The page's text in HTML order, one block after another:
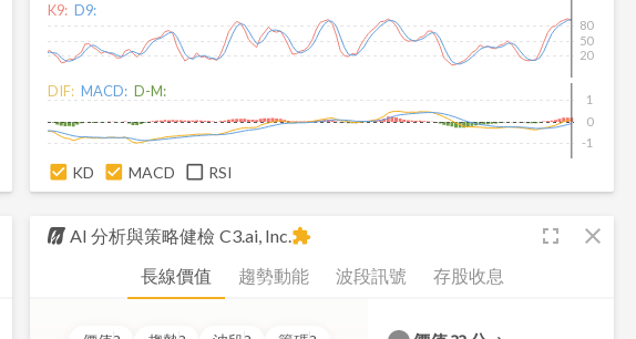
K9: D9:
20
50
80
DIF: MACD: D-M:
-1
0
1
KD MACD RSI
AI 分析與策略健檢 C3.ai, Inc. fullscreen close
extension
長線價值 趨勢動能 波段訊號 存股收息